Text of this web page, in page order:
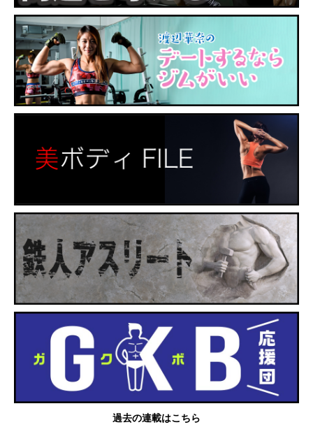
過去の連載はこちら